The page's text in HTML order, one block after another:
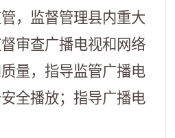
，监督管理县内重大
审查广播电视和网络
量，指导监管广播电
全播放；指导广播电